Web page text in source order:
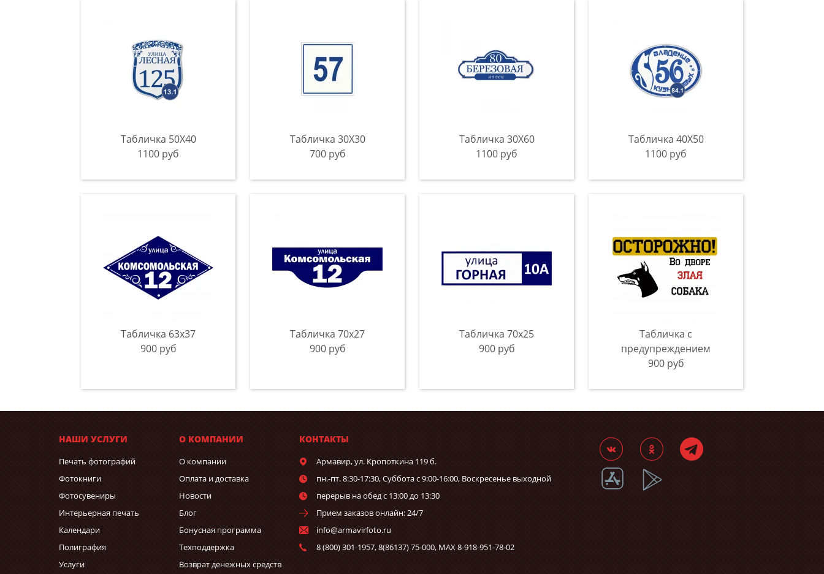
Табличка 50Х40
1100 руб
Табличка 30Х30
700 руб
Табличка 30Х60
1100 руб
Табличка 40Х50
1100 руб
Табличка 63х37
900 руб
Табличка 70х27
900 руб
Табличка 70х25
900 руб
Табличка с
предупреждением
900 руб
НАШИ УСЛУГИ
Печать фотографий
Фотокниги
Фотосувениры
Интерьерная печать
Календари
Полиграфия
Услуги
О КОМПАНИИ
О компании
Оплата и доставка
Новости
Блог
Бонусная программа
Техподдержка
Возврат денежных средств
КОНТАКТЫ
Армавир,ул. Кропоткина 119 б.
пн.-пт. 8:30-17:30, Суббота с 9:00-16:00, Воскресенье выходной
перерыв на обед с 13:00 до 13:30
Прием заказов онлайн: 24/7
info@armavirfoto.ru
8 (800) 301-1957, 8(86137) 75-000, MAX 8-918-951-78-02